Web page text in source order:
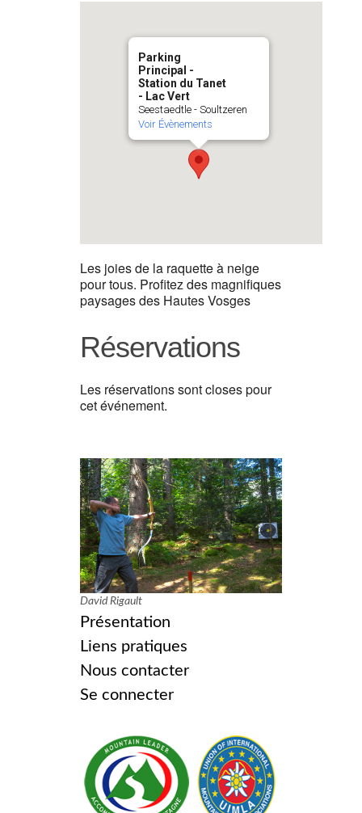
Parking
Principal -
Station du Tanet
- Lac Vert
Seestaedtle - Soultzeren
Voir Évènements
Les joies de la raquette à neige
pour tous. Profitez des magnifiques
paysages des Hautes Vosges
Réservations
Les réservations sont closes pour
cet événement.
David Rigault
Présentation
Liens pratiques
Nous contacter
Se connecter